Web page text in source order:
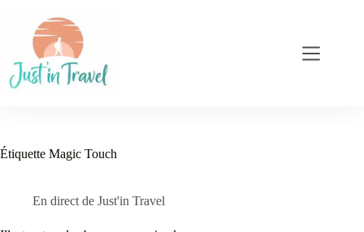
contenu
Étiquette Magic Touch
En direct de Just'in Travel